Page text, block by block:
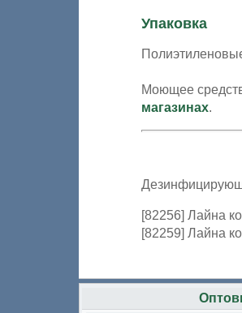
Упаковка
Моющее
магазинах.
[82256] Лайна
[82259] Лайна